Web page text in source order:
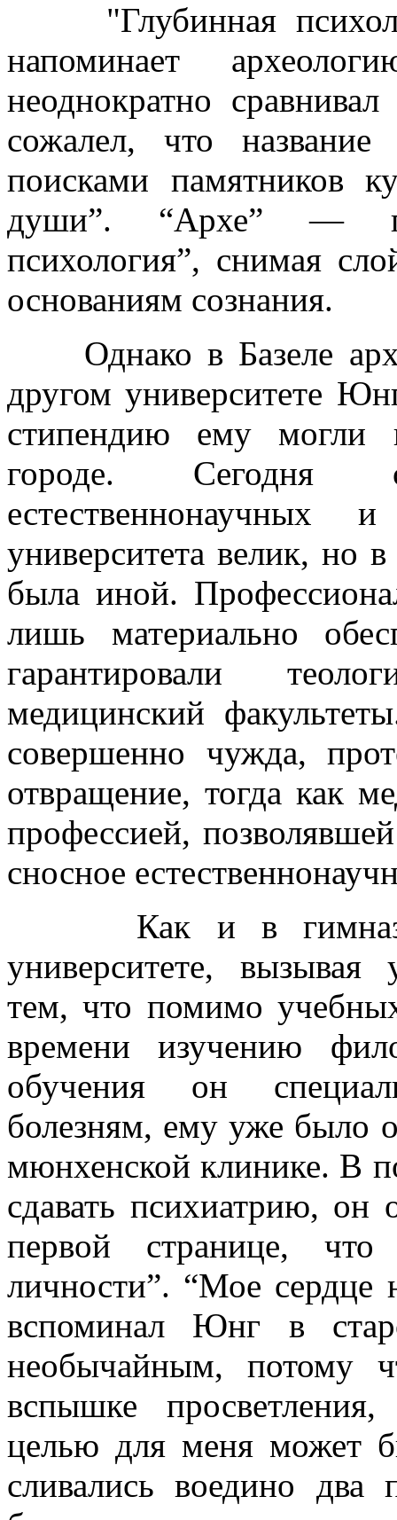
"Глубинная
напоминает
неоднократно
сожалел, что название
поисками памятников
души”. “Архе” —
психология”, снимая
основаниям сознания.
Однако в Базеле
другом университете
стипендию ему могли
городе. Сегодня
естественнонаучных
университета велик, но
была иной.
лишь материально
гарантировали
медицинский
совершенно чужда,
отвращение, тогда как
профессией,
сносное
Как и в
университете, вызывая
тем, что помимо
времени изучению
обучения он
болезням, ему уже было
мюнхенской клинике. В
сдавать психиатрию, он
первой странице,
личности”. “Мое сердце
вспоминал Юнг в
необычайным, потому
вспышке
целью для меня может
сливались воедино два